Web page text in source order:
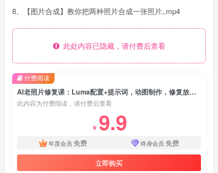
8、【图片合成】教你把两种照片合成一张照片,.mp4
此处内容已隐藏，请付费后查看
AI老照片修复课：Luma配置+提示词，动图制作，修复放大与图片合成
此内容为付费阅读，请付费后查看
￥ 9.9
年度会员 免费 终身会员 免费
立即购买
付费阅读